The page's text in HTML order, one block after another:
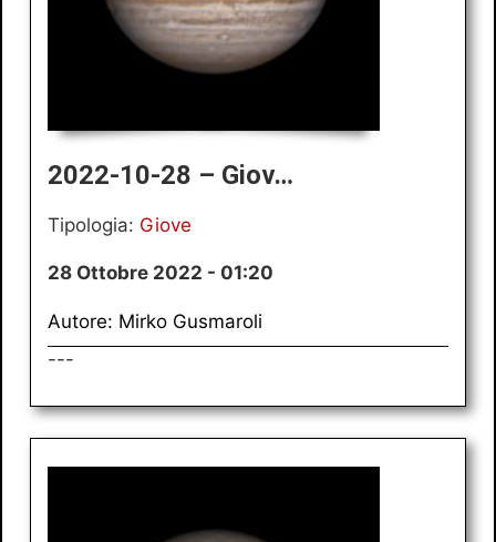
2022-10-28 – Giov…
Tipologia: Giove
28 Ottobre 2022 - 01:20
Autore: Mirko Gusmaroli
---